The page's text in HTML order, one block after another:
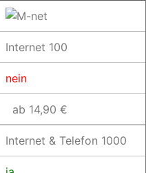
Internet 100
nein
ab 14,90 €
Internet & Telefon 1000